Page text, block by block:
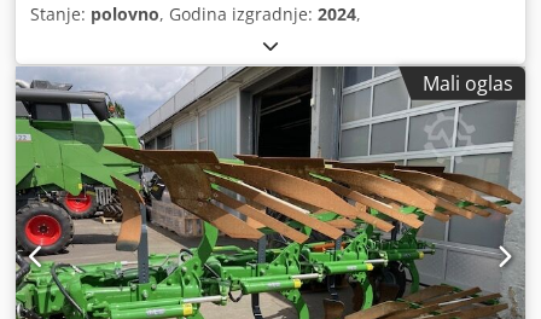
Stanje: polovno, Godina izgradnje: 2024,
Mali oglas